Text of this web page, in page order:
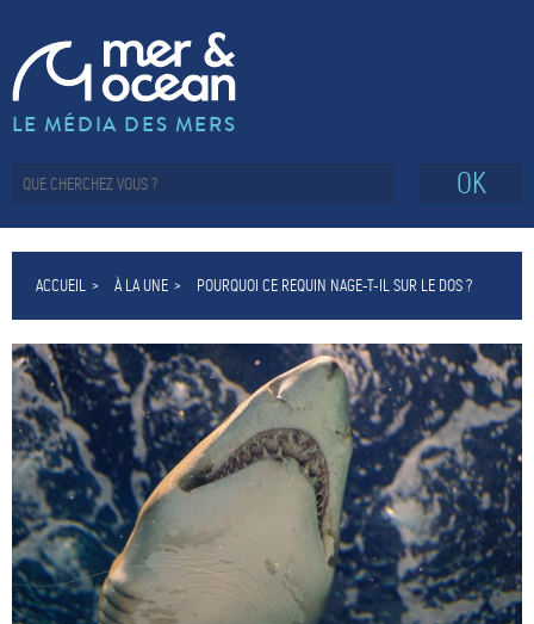
LE MÉDIA DES MERS
OK
ACCUEIL À LA UNE POURQUOI CE REQUIN NAGE-T-IL SUR LE DOS ?